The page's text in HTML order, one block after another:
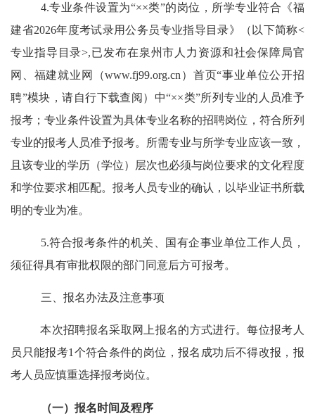
4.专业条件设置为“××类”的岗位，所学专业符合《福
建省2026年度考试录用公务员专业指导目录》（以下简称<
专业指导目录>,已发布在泉州市人力资源和社会保障局官
网、福建就业网（www.fj99.org.cn）首页“事业单位公开招
聘”模块，请自行下载查阅）中“××类”所列专业的人员准予
报考；专业条件设置为具体专业名称的招聘岗位，符合所列
专业的报考人员准予报考。所需专业与所学专业应该一致，
且该专业的学历（学位）层次也必须与岗位要求的文化程度
和学位要求相匹配。报考人员专业的确认，以毕业证书所载
明的专业为准。
5.符合报考条件的机关、国有企事业单位工作人员，
须征得具有审批权限的部门同意后方可报考。
三、报名办法及注意事项
本次招聘报名采取网上报名的方式进行。每位报考人
员只能报考1个符合条件的岗位，报名成功后不得改报，报
考人员应慎重选择报考岗位。
（一）报名时间及程序